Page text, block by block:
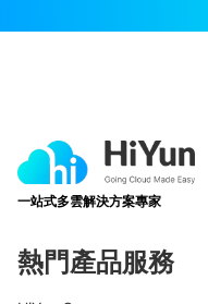
一站式多雲解決方案專家
熱門產品服務